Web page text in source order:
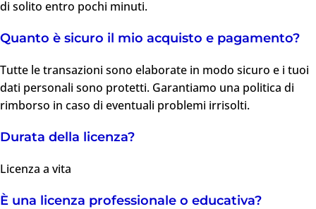
di solito entro pochi minuti.
Quanto è sicuro il mio acquisto e pagamento?
Tutte le transazioni sono elaborate in modo sicuro e i tuoi
dati personali sono protetti. Garantiamo una politica di
rimborso in caso di eventuali problemi irrisolti.
Durata della licenza?
Licenza a vita
È una licenza professionale o educativa?